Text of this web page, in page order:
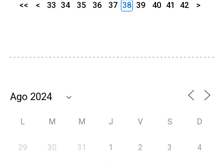
<< < 33 34 35 36 37 38 39 40 41 42 >
L M M J V S D
29 30 31 1 2 3 4